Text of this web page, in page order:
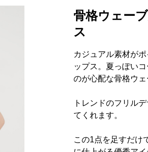
骨格ウェー
ス
カジュアル素材が
ップス。夏っぽい
のが心配な骨格ウェ
トレンドのフリル
てくれます。
この1点を足すだけ